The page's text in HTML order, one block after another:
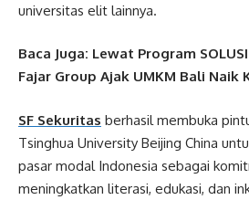
universitas elit lainnya.
Baca Juga: Lewat Program
Fajar Group Ajak UMKM Bali Naik
SF Sekuritas berhasil membuka
Tsinghua University Beijing China
pasar modal Indonesia sebagai
meningkatkan literasi, edukasi, dan